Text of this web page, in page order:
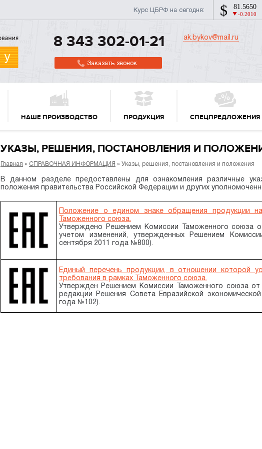
Курс ЦБРФ на сегодня:
8 343 302-01-21
Заказать звонок
ak.bykov@mail.ru
НАШЕ ПРОИЗВОДСТВО ПРОДУКЦИЯ СПЕЦПРЕДЛОЖЕНИЯ
УКАЗЫ, РЕШЕНИЯ, ПОСТАНОВЛЕНИЯ И
Главная » СПРАВОЧНАЯ ИНФОРМАЦИЯ » Указы, решения, постановления и положения
В данном разделе предоставлены для ознакомления различные
положения правительства Российской Федерации и других
Положение о едином знаке обращения продукции
Таможенного союза.
Утверждено Решением Комиссии Таможенного союза
учетом изменений, утвержденных Решением
сентября 2011 года №800).
Единый перечень продукции, в отношении которой
требования в рамках Таможенного союза.
Утвержден Решением Комиссии Таможенного союза
редакции Решения Совета Евразийской
года №102).